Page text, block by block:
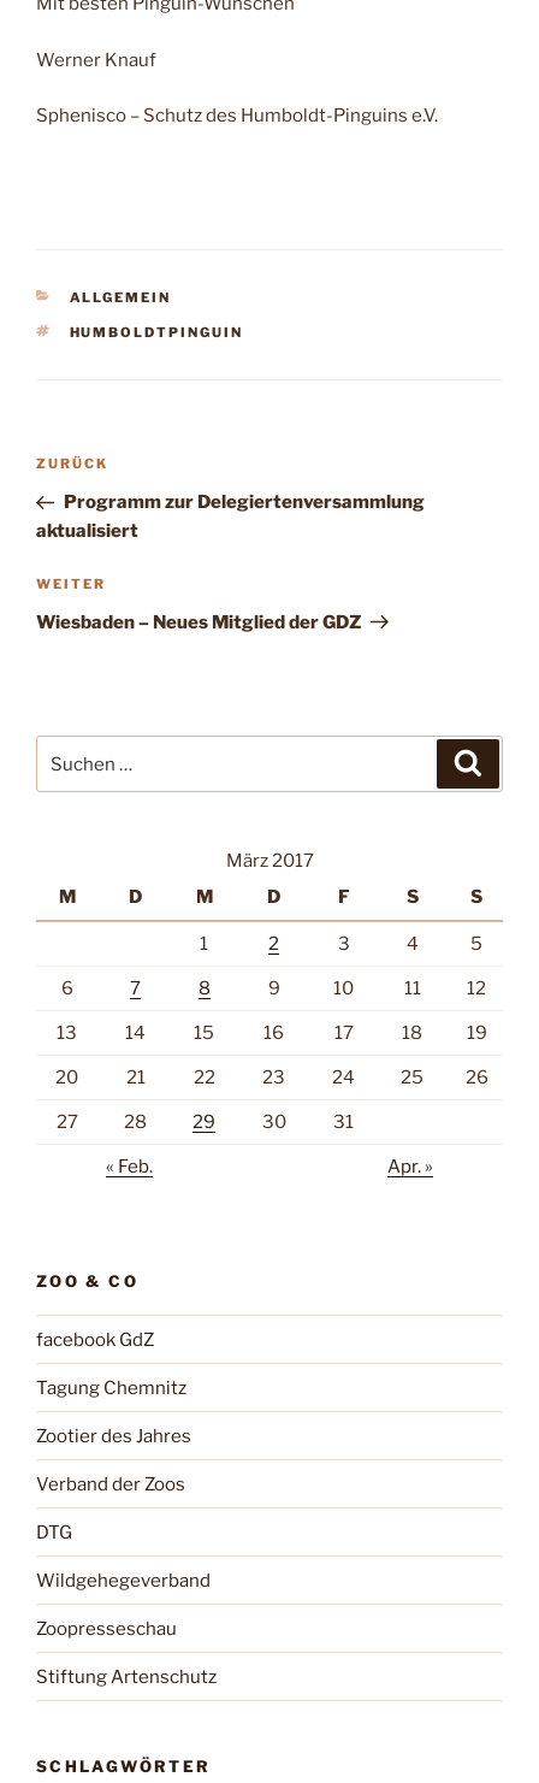
Werner Knauf
Sphenisco – Schutz des Humboldt-Pinguins e.V.
KATEGORIEN
ALLGEMEIN
SCHLAGWÖRTER
HUMBOLDTPINGUIN
Beitragsnavigation
Vorheriger
Beitrag
ZURÜCK
Programm zur Delegiertenversammlung
aktualisiert
Nächster
Beitrag
WEITER
Wiesbaden – Neues Mitglied der GDZ
nach:
März 2017
M
D M D F S S
1 2 3 4 5
6 7 8 9 10 11 12
13 14 15 16 17 18 19
20 21 22 23 24 25 26
27 28 29 30 31
« Feb. Apr. »
ZOO & CO
facebook GdZ
Tagung Chemnitz
Zootier des Jahres
Verband der Zoos
DTG
Wildgehegeverband
Zoopresseschau
Stiftung Artenschutz
SCHLAGWÖRTER